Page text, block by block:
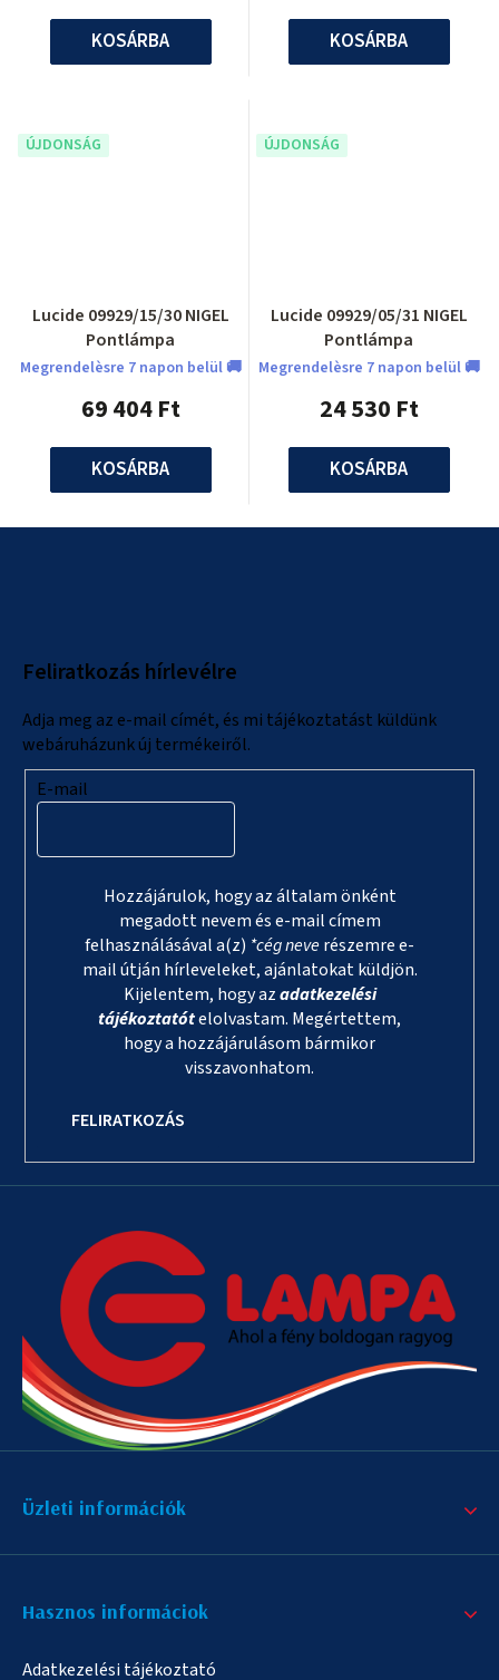
KOSÁRBA KOSÁRBA
ÚJDONSÁG
Lucide 09929/15/30 NIGEL
Pontlámpa
Megrendelèsre 7 napon belül 🚚
69 404 Ft
KOSÁRBA
ÚJDONSÁG
Lucide 09929/05/31 NIGEL
Pontlámpa
Megrendelèsre 7 napon belül 🚚
24 530 Ft
KOSÁRBA
Feliratkozás hírlevélre
Adja meg az e-mail címét, és mi tájékoztatást küldünk
webáruházunk új termékeiről.
E-mail
Hozzájárulok, hogy az általam önként
megadott nevem és e-mail címem
felhasználásával a(z) *cég neverészemre e-
mail útján hírleveleket, ajánlatokat küldjön.
Kijelentem, hogy azadatkezelési
tájékoztatótelolvastam. Megértettem,
hogy a hozzájárulásom bármikor
visszavonhatom.
FELIRATKOZÁS
Üzleti információk
Hasznos informáciok
Adatkezelési tájékoztató